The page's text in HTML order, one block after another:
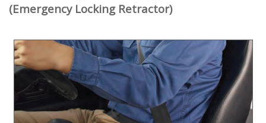
(Emergency Locking Retractor)